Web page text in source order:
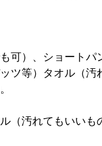
可）、ショートパ
ツ等）タオル（汚
（汚れてもいいも